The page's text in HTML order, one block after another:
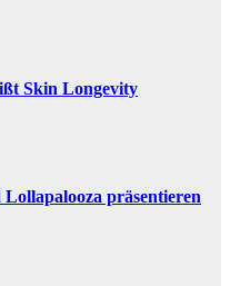
Skin Longevity
präsentieren